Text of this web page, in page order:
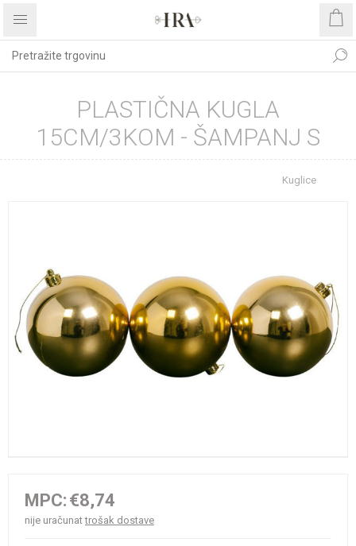
PLASTIČNA KUGLA
15CM/3KOM - ŠAMPANJ S
Kuglice
MPC: €8,74
nije uračunattrošak dostave